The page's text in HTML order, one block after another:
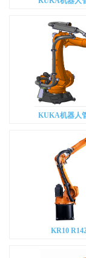
KUKA机器人
KR10